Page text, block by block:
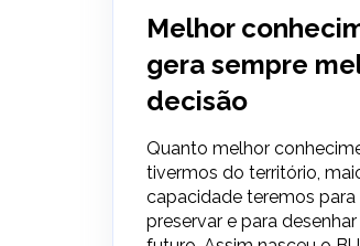
Melhor
gera sempre
decisão
Quanto melhor
tivermos do território,
capacidade teremos para
preservar e para